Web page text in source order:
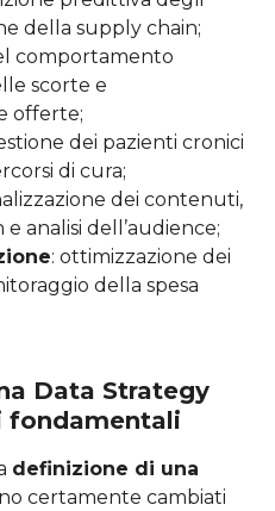
della supply chain;
comportamento
scorte e
offerte;
dei pazienti cronici
di cura;
dei contenuti,
analisi dell’audience;
: ottimizzazione dei
della spesa
Data Strategy
fondamentali
definizione di una
certamente cambiati